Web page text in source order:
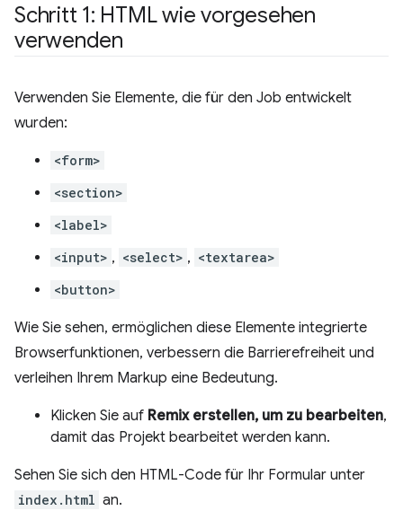
Schritt 1: HTML wie vorgesehen
verwenden
Verwenden Sie Elemente, die für den Job entwickelt
wurden:
<form>
<section>
<label>
<input> , <select> , <textarea>
<button>
Wie Sie sehen, ermöglichen diese Elemente integrierte
Browserfunktionen, verbessern die Barrierefreiheit und
verleihen Ihrem Markup eine Bedeutung.
Klicken Sie auf Remix erstellen, um zu bearbeiten,
damit das Projekt bearbeitet werden kann.
Sehen Sie sich den HTML-Code für Ihr Formular unter
index.html an.